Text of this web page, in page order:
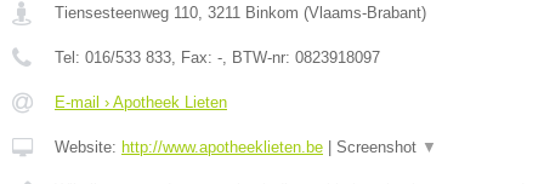
Tiensesteenweg 110 3211 Binkom (Vlaams-Brabant)
Tel: 016/533 833 , Fax: - , BTW-nr: 0823918097
E-mail › Apotheek Lieten
Website: http://www.apotheeklieten.be | Screenshot ▼